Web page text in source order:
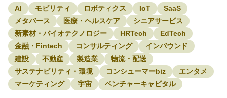
AI モビリティ ロボティクス IoT
SaaS
メタバース
医療・ヘルスケア
シニアサービス
新素材・バイオテクノロジー
HRTech
EdTech
金融・Fintech
コンサルティング
インバウンド
建設
不動産 製造業
物流・配送
サステナビリティ・環境
コンシューマーbiz
エンタメ
マーケティング
宇宙 ベンチャーキャピタル